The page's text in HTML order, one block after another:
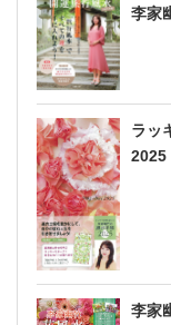
李家
ラッ
2025
李家